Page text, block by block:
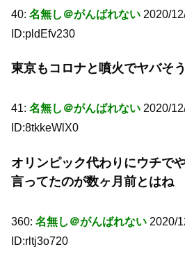
40: 名無し＠がんばれない 2020/
ID:pldEfv230
東京もコロナと噴火でヤバそ
41: 名無し＠がんばれない 2020/
ID:8tkkeWlX0
オリンピック代わりにウチで
言ってたのが数ヶ月前とはね
360: 名無し＠がんばれない 2020/
ID:rltj3o720